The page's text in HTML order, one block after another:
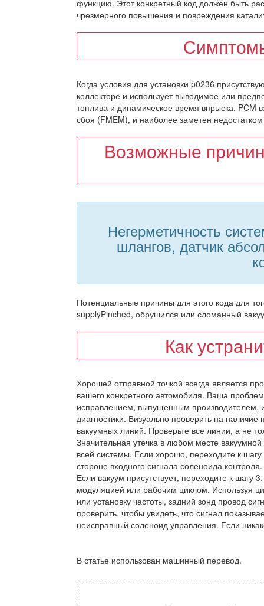
функцию. Этот конкретный код должен быть
чрезмерного повышения и повреждения
Когда условия для установки p0236
коллекторе и использует выводимое или
топлива и динамическое время впрыска. PCM
сбоя (FMEM), и наиболее заметен
Возможные
Негерметичность
шлангов, датчик
Потенциальные причины для этого кода для
supplyPinched, обрушился или сломанный
Как
Хорошей отправной точкой всегда является
вашего конкретного автомобиля. Ваша
исправлением, выпущенным производителем,
диагностики. Визуально проверить на
вакуумных линий. Проверьте все линии, а не
Значительная утечка в любом месте
всей системы. Если хорошо, переходите к
стороне входного сигнала соленоида
Если вакуум присутствует, переходите к
модуляцией или рабочим циклом. Используя
или установку частоты, задний зонд провод
проверить, чтобы увидеть, что сигнал
неисправный соленоид управления. Если
В статье использован машинный перевод.